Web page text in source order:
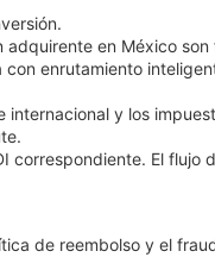
en México
enrutamiento
y los
correspondiente. El flujo
de reembolso y el